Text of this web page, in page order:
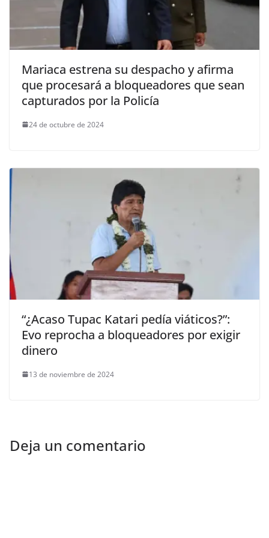
Mariaca estrena su despacho y afirma
que procesará a bloqueadores que sean
capturados por la Policía
24 de octubre de 2024
“¿Acaso Tupac Katari pedía viáticos?”:
Evo reprocha a bloqueadores por exigir
dinero
13 de noviembre de 2024
Deja un comentario